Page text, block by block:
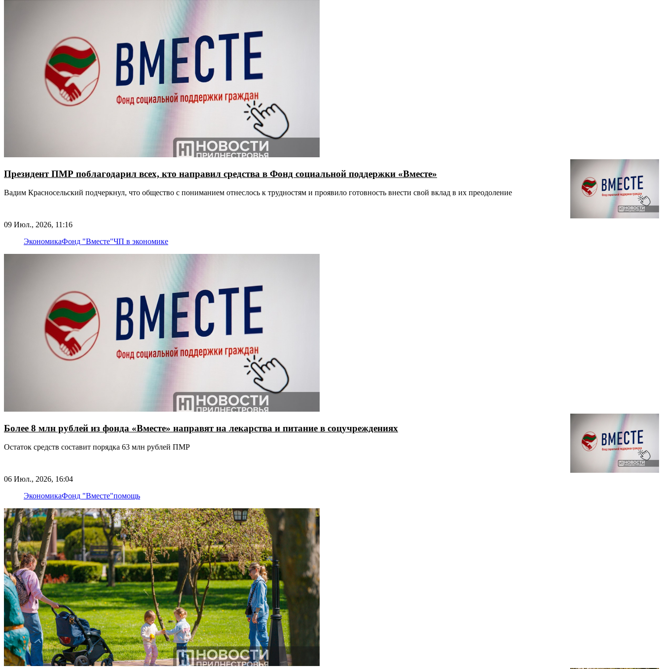
Президент ПМР поблагодарил всех, кто направил средства в Фонд социальной поддержки «Вместе»
Вадим Красносельский подчеркнул, что общество с пониманием отнеслось к трудностям и проявило готовность внести свой вклад в их преодоление
09 Июл., 2026, 11:16
ЭкономикаФонд "Вместе"ЧП в экономике
Более 8 млн рублей из фонда «Вместе» направят на лекарства и питание в соцучреждениях
Остаток средств составит порядка 63 млн рублей ПМР
06 Июл., 2026, 16:04
ЭкономикаФонд "Вместе"помощь